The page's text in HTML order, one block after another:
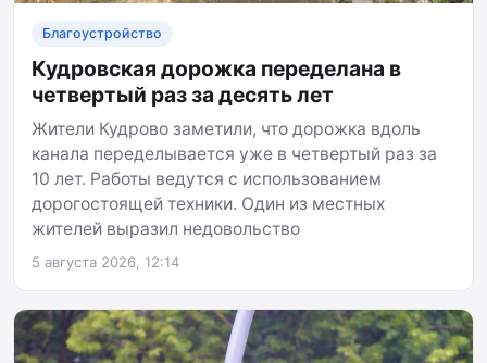
Благоустройство
Кудровская дорожка переделана в
четвертый раз за десять лет
Жители Кудрово заметили, что дорожка вдоль
канала переделывается уже в четвертый раз за
10 лет. Работы ведутся с использованием
дорогостоящей техники. Один из местных
жителей выразил недовольство
5 августа 2026, 12:14